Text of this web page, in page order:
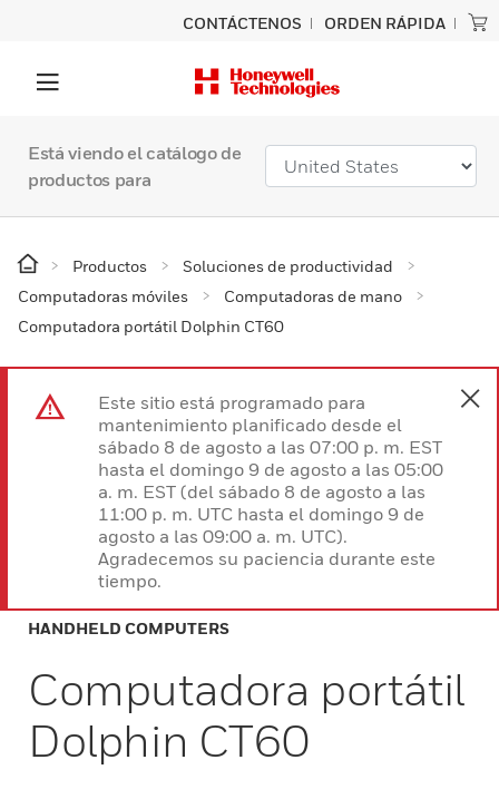
CONTÁCTENOS ORDEN RÁPIDA
Está viendo el catálogo de
productos para
Productos
Soluciones de productividad
Computadoras móviles
Computadoras de mano
Computadora portátil Dolphin CT60
Este sitio está programado para
mantenimiento planificado desde el
sábado 8 de agosto a las 07:00 p. m. EST
hasta el domingo 9 de agosto a las 05:00
a. m. EST (del sábado 8 de agosto a las
11:00 p. m. UTC hasta el domingo 9 de
agosto a las 09:00 a. m. UTC).
Agradecemos su paciencia durante este
tiempo.
HANDHELD COMPUTERS
Computadora portátil
Dolphin CT60